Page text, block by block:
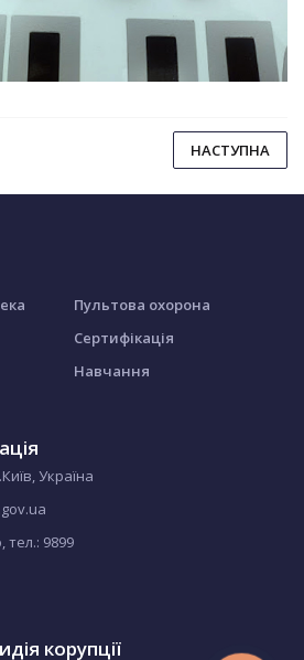
НАСТУПНА
Пультова охорона
Сертифікація
Навчання
Україна
тел.: 9899
корупції